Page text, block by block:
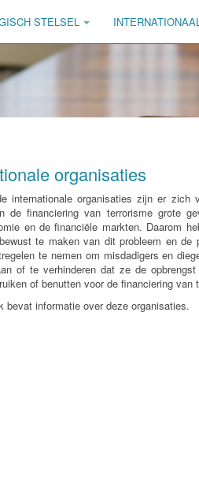
STELSEL
organisaties
internationale organisaties zijn er zich
de financiering van terrorisme grote
en de financiële markten. Daarom
te maken van dit probleem en de
te nemen om misdadigers en
of te verhinderen dat ze de
of benutten voor de financiering van
bevat informatie over deze organisaties.